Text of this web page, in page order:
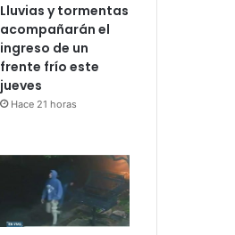
Lluvias y tormentas
acompañarán el
ingreso de un
frente frío este
jueves
Hace 21 horas